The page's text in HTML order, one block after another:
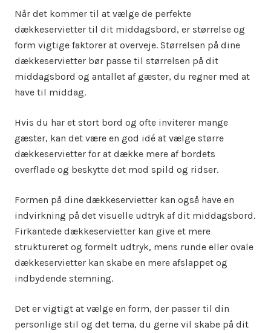
Når det kommer til at vælge de perfekte
dækkeservietter til dit middagsbord, er størrelse og
form vigtige faktorer at overveje. Størrelsen på dine
dækkeservietter bør passe til størrelsen på dit
middagsbord og antallet af gæster, du regner med at
have til middag.
Hvis du har et stort bord og ofte inviterer mange
gæster, kan det være en god idé at vælge større
dækkeservietter for at dække mere af bordets
overflade og beskytte det mod spild og ridser.
Formen på dine dækkeservietter kan også have en
indvirkning på det visuelle udtryk af dit middagsbord.
Firkantede dækkeservietter kan give et mere
struktureret og formelt udtryk, mens runde eller ovale
dækkeservietter kan skabe en mere afslappet og
indbydende stemning.
Det er vigtigt at vælge en form, der passer til din
personlige stil og det tema, du gerne vil skabe på dit